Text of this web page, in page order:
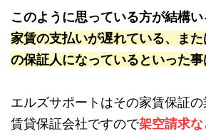
このように思っている方が結構い
家賃の支払いが遅れている、ま
の保証人になっているといった
エルズサポートはその家賃保証
賃貸保証会社ですので架空請求